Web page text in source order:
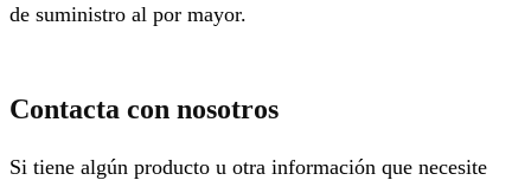
de suministro al por mayor.
Contacta con nosotros
Si tiene algún producto u otra información que necesite